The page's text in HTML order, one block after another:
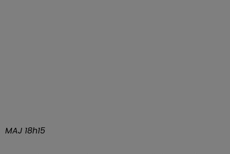
MAJ 18h15